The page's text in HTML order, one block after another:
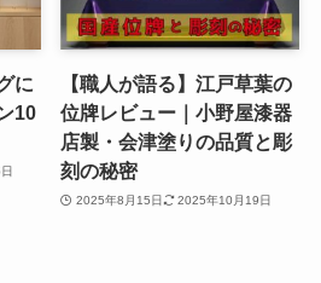
に
10
【職人が語る】江戸草葉の
位牌レビュー｜小野屋漆器
店製・会津塗りの品質と彫
刻の秘密
2025年8月15日 2025年10月19日